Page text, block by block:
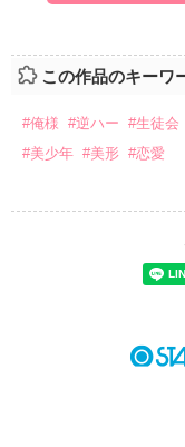
この作品のキーワ
#俺様 #逆ハー #生徒会
#美少年 #美形 #恋愛